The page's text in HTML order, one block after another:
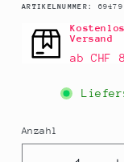
ARTIKELNUMMER: SKU:
69479
Versand
ab CHF
Anzahl
Anzahl